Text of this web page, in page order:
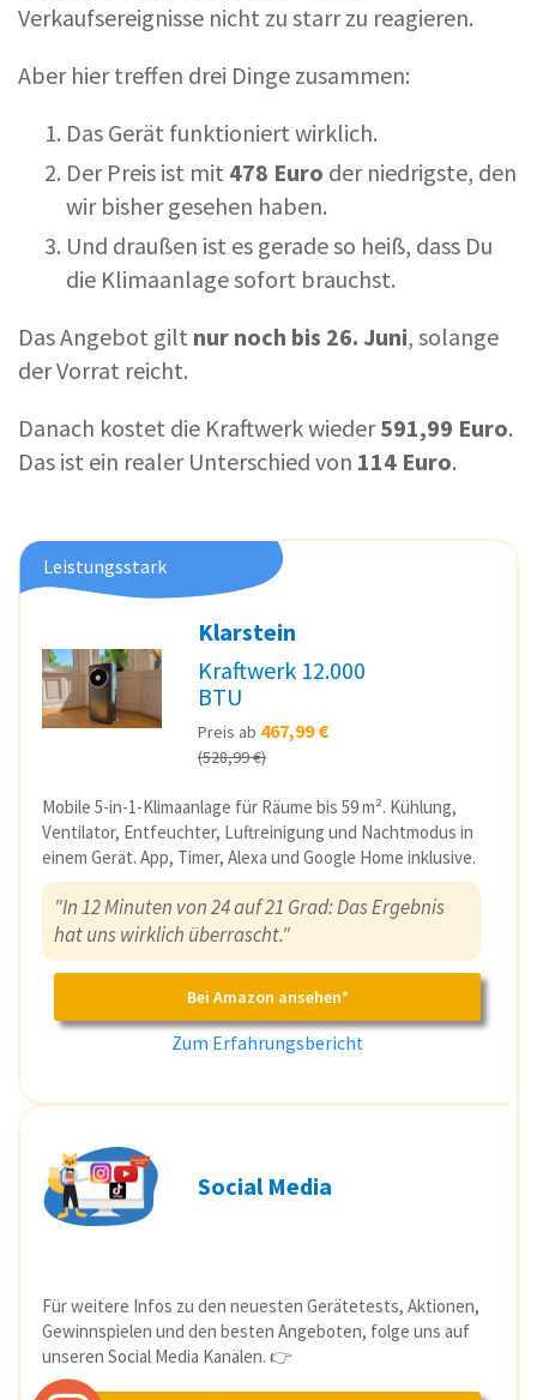
Verkaufsereignisse nicht zu starr zu reagieren.
Aber hier treffen drei Dinge zusammen:
Das Gerät funktioniert wirklich.
Der Preis ist mit 478 Euro der niedrigste, den
wir bisher gesehen haben.
Und draußen ist es gerade so heiß, dass Du
die Klimaanlage sofort brauchst.
Das Angebot gilt nur noch bis 26. Juni, solange
der Vorrat reicht.
Danach kostet die Kraftwerk wieder591,99 Euro.
Das ist ein realer Unterschied von 114 Euro.
Leistungsstark
Klarstein
Kraftwerk 12.000
BTU
Preis ab 467,99 €
(528,99 €)
Mobile 5-in-1-Klimaanlage für Räume bis 59 m². Kühlung,
Ventilator, Entfeuchter, Luftreinigung und Nachtmodus in
einem Gerät. App, Timer, Alexa und Google Home inklusive.
"In 12 Minuten von 24 auf 21 Grad: Das Ergebnis
hat uns wirklich überrascht."
Bei Amazon ansehen*
Zum Erfahrungsbericht
Social Media
Für weitere Infos zu den neuesten Gerätetests, Aktionen,
Gewinnspielen und den besten Angeboten, folge uns auf
unseren Social Media Kanälen. 👉